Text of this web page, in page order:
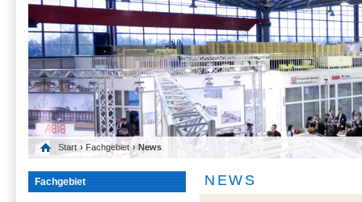
Start › Fachgebiet › News
Fachgebiet NEWS